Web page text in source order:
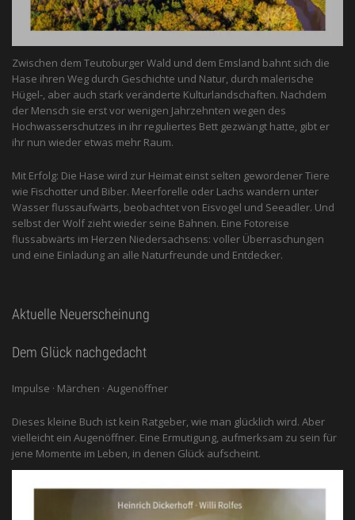
Zwischen dem Teutoburger Wald und dem Emsland bahnt sich die
Hase ihren Weg durch Geschichte und Natur, durch malerische
Hügel-, aber auch stark veränderte Kulturlandschaften. Nachdem
der Mensch sie erst vor wenigen Jahrzehnten wegen des
Hochwasserschutzes in ihr reguliertes Bett gezwängt hatte, gibt er
ihr nun wieder etwas mehr Raum.
Mit Erfolg: Die Hase wird zur Heimat einst selten gewordener Tiere
wie Fischotter und Biber. Meerforelle oder Lachs wandern unter
Wasser flussaufwärts, beobachtet von Eis­vogel und See­adler. Und
selbst der Wolf zieht wieder seine Bahnen. Eine Fotoreise
flussabwärts im Herzen Niedersachsens: voller Überraschungen
und eine Einladung an alle ­Naturfreunde und Entdecker.
Aktuelle Neuerscheinung
Dem Glück nachgedacht
Impulse · Märchen · Augenöffner
Dieses kleine Buch ist kein Ratgeber, wie man glücklich wird. Aber
vielleicht ein Augenöffner. Eine Ermutigung, aufmerksam zu sein für
jene Momente im Leben, in denen Glück aufscheint.